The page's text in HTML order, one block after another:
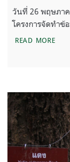
วันที่ 26 พฤษภาค
โครงการจัดทำ
READ MOREสถา